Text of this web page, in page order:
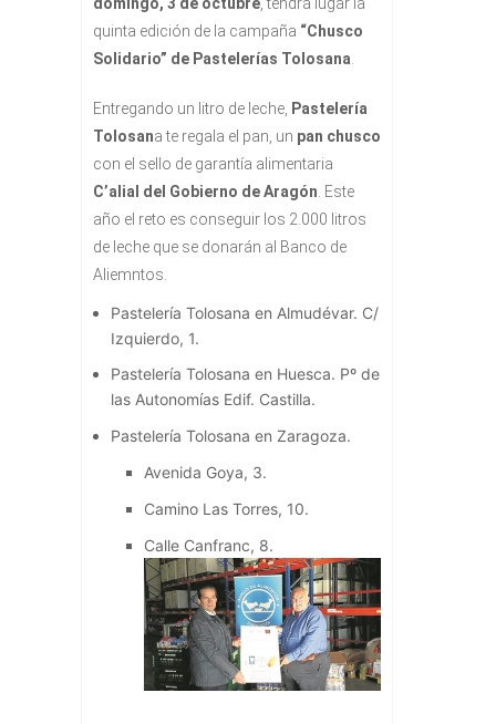
quinta edición de la campaña “Chusco
Solidario” de Pastelerías Tolosana
Entregando un litro de leche, Pastelería
Tolosana te regala el pan, un pan chusco
con el sello de garantía alimentaria
C’alial del Gobierno de Aragón . Este
año el reto es conseguir los 2.000 litros
de leche que se donarán al Banco de
Aliemntos.
Pastelería Tolosana en Almudévar. C/
Izquierdo, 1.
Pastelería Tolosana en Huesca. Pº de
las Autonomías Edif. Castilla.
Pastelería Tolosana en Zaragoza.
Avenida Goya, 3.
Camino Las Torres, 10.
Calle Canfranc, 8.